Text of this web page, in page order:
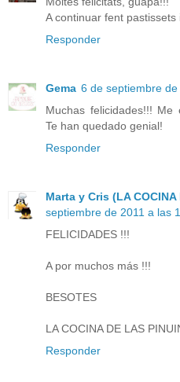
A continuar fent
Responder
Gema 6 de septiembre
Muchas felicidades!!!
Te han quedado genial!
Responder
Marta y Cris (LA COCINA
septiembre de 2011 a las
FELICIDADES !!!
A por muchos más !!!
BESOTES
LA COCINA DE LAS
Responder